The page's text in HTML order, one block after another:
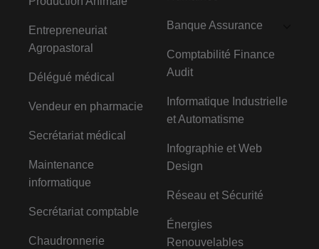
Entrepreneuriat
Agropastoral
Délégué médical
Vendeur en pharmacie
Secrétariat médical
Maintenance
informatique
Secrétariat comptable
Chaudronnerie
Banque Assurance
Comptabilité Finance
Audit
Informatique Industrielle
et Automatisme
Infographie et Web
Design
Réseau et Sécurité
Énergies
Renouvelables